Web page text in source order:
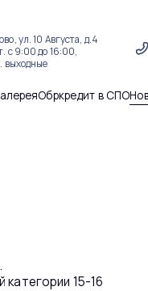
ул. 10 Августа, д.4
с 9:00 до 16:00,
выходные
Обркредит в СПО
15-16